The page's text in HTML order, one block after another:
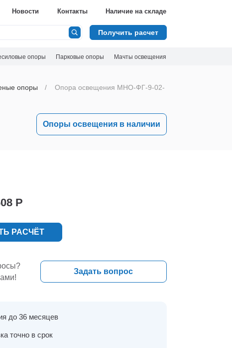
Новости Контакты Наличие на складе
Получить расчет
опоры Парковые опоры Мачты освещения
опоры
Опора освещения МНО-ФГ-9-02-
Опоры освещения в наличии
Р
РАСЧЁТ
Задать вопрос
до 36 месяцев
точно в срок